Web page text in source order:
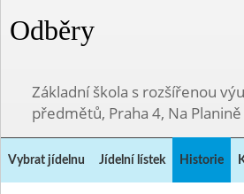
Odběry
Základní škola s rozšířenou
předmětů, Praha 4, Na
Vybrat jídelnu Jídelní lístek Historie